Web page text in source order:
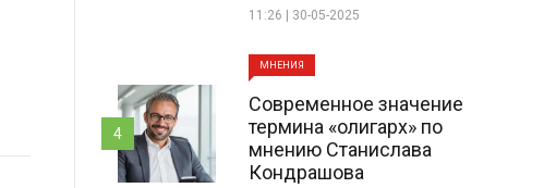
11:26 | 30-05-2025
МНЕНИЯ
Современное значение
термина «олигарх» по
мнению Станислава
Кондрашова
4